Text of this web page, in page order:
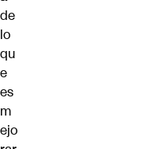
de
lo
qu
e
es
m
ejo